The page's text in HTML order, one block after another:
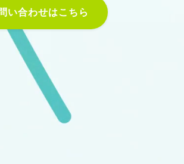
い合わせはこちら